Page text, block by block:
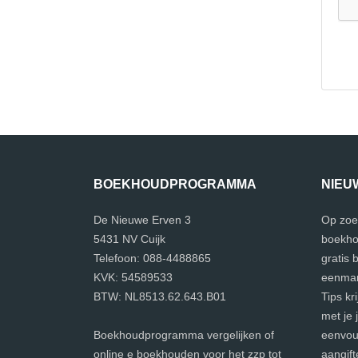
BOEKHOUDPROGRAMMA
De Nieuwe Erven 3
5431 NV Cuijk
Telefoon: 088-4488865
KVK: 54589533
BTW: NL8513.62.643.B01
Boekhoudprogramma vergelijken of
online e boekhouden voor het zzp tot
Op
gratis
Tips
met je